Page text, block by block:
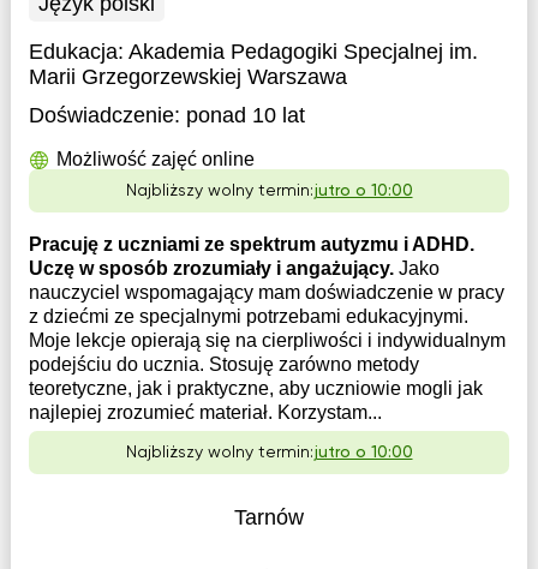
Edukacja: Akademia Pedagogiki Specjalnej im.
Marii Grzegorzewskiej Warszawa
Doświadczenie: ponad 10 lat
Możliwość zajęć online
Najbliższy wolny termin:jutro o 10:00
Pracuję z uczniami ze spektrum autyzmu i ADHD.
Uczę w sposób zrozumiały i angażujący. Jako
nauczyciel wspomagający mam doświadczenie w pracy
z dziećmi ze specjalnymi potrzebami edukacyjnymi.
Moje lekcje opierają się na cierpliwości i indywidualnym
podejściu do ucznia. Stosuję zarówno metody
teoretyczne, jak i praktyczne, aby uczniowie mogli jak
najlepiej zrozumieć materiał. Korzystam...
Najbliższy wolny termin:jutro o 10:00
Tarnów